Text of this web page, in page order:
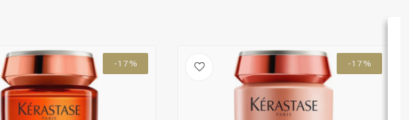
-17% -17%